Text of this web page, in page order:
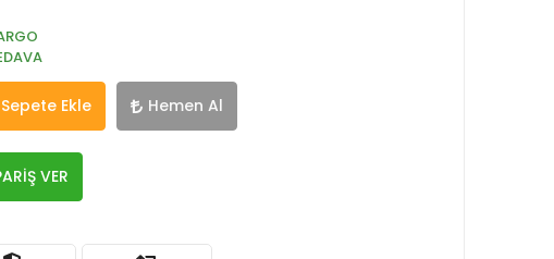
Sepete Ekle Hemen Al
VER